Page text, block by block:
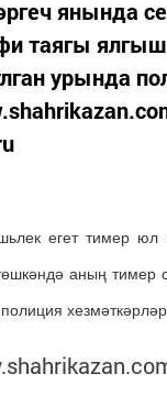
янында
таягы ялгыш
урында
егет тимер юл
аның тимер